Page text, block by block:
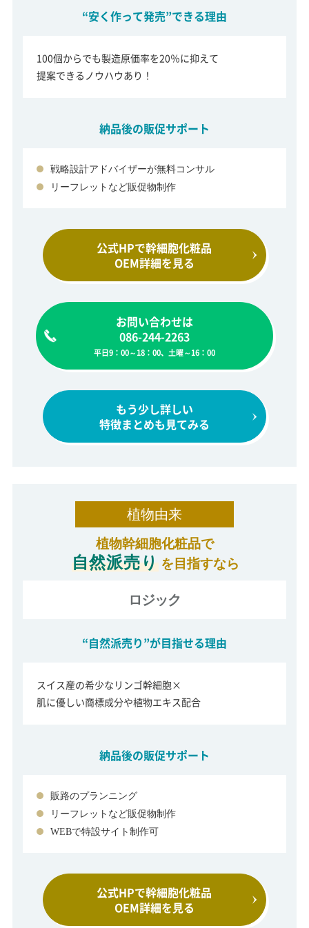
“安く作って発売”できる理由
100個からでも製造原価率を20％に抑えて
提案できるノウハウあり！
納品後の販促サポート
戦略設計アドバイザーが無料コンサル
リーフレットなど販促物制作
公式HPで幹細胞化粧品
OEM詳細を見る
お問い合わせは
086-244-2263
平日9：00～18：00、土曜～16：00
もう少し詳しい
特徴まとめも見てみる
植物由来
植物幹細胞化粧品で
自然派売り を目指すなら
ロジック
“自然派売り”が目指せる理由
スイス産の希少なリンゴ幹細胞×
肌に優しい商標成分や植物エキス配合
納品後の販促サポート
販路のプランニング
リーフレットなど販促物制作
WEBで特設サイト制作可
公式HPで幹細胞化粧品
OEM詳細を見る